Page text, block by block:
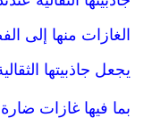
الغازات منها إلى
يجعل جاذبيتها
بما فيها غازات ضارة